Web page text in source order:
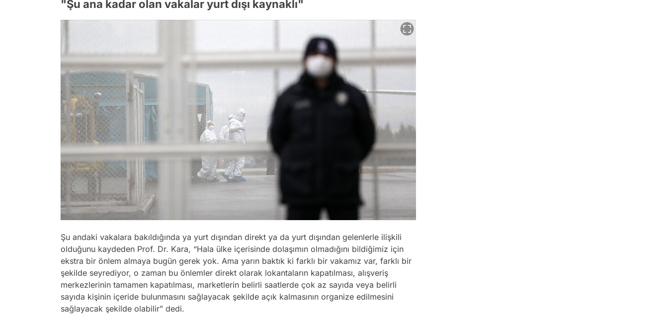
"Şu ana kadar olan vakalar yurt dışı kaynaklı"
Şu andaki vakalara bakıldığında ya yurt dışından direkt ya da yurt dışından gelenlerle ilişkili
olduğunu kaydeden Prof. Dr. Kara, “Hala ülke içerisinde dolaşımın olmadığını bildiğimiz için
ekstra bir önlem almaya bugün gerek yok. Ama yarın baktık ki farklı bir vakamız var, farklı bir
şekilde seyrediyor, o zaman bu önlemler direkt olarak lokantaların kapatılması, alışveriş
merkezlerinin tamamen kapatılması, marketlerin belirli saatlerde çok az sayıda veya belirli
sayıda kişinin içeride bulunmasını sağlayacak şekilde açık kalmasının organize edilmesini
sağlayacak şekilde olabilir” dedi.